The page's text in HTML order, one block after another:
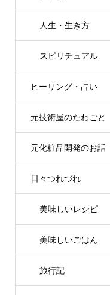
人生・生き方
スピリチュアル
ヒーリング・占い
元技術屋のたわごと
元化粧品開発のお話
日々つれづれ
美味しいレシピ
美味しいごはん
旅行記